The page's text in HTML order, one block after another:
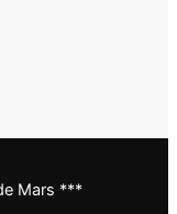
Mars ***